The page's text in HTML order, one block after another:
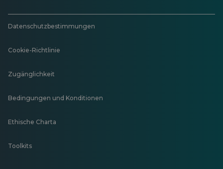
Datenschutzbestimmungen
Cookie-Richtlinie
Zugänglichkeit
Bedingungen und Konditionen
Ethische Charta
Toolkits